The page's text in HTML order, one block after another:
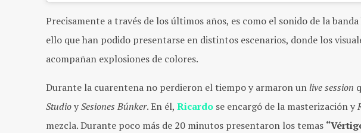
Precisamente a través de los últimos años, es como el sonido de la
ello que han podido presentarse en distintos escenarios, donde los
acompañan explosiones de colores.
Durante la cuarentena no perdieron el tiempo y armaron unlive session
StudioySesiones Búnker. En él, Ricardo se encargó de la masterización y
mezcla. Durante poco más de 20 minutos presentaron los temas